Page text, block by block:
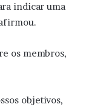
indicar uma
os membros,
objetivos,